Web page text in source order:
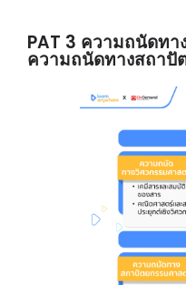
PAT 3 ความถนัดทา
ความถนัดทางสถาปั